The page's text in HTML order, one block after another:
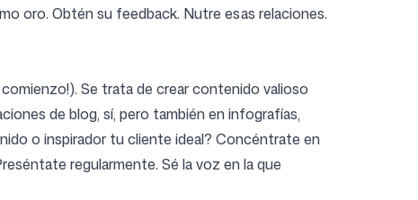
oro. Obtén su feedback. Nutre esas relaciones.
Se trata de crear contenido valioso
de blog, sí, pero también en infografías,
o inspirador tu cliente ideal? Concéntrate en
regularmente. Sé la voz en la que